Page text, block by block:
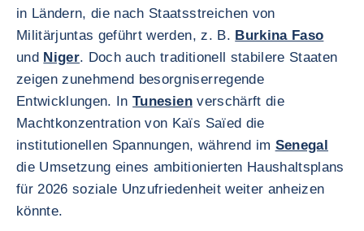
in Ländern, die nach Staatsstreichen von
Militärjuntas geführt werden, z. B. Burkina Faso
und Niger. Doch auch traditionell stabilere Staaten
zeigen zunehmend besorgniserregende
Entwicklungen. InTunesienverschärft die
Machtkonzentration von Kaïs Saïed die
institutionellen Spannungen, während im Senegal
die Umsetzung eines ambitionierten Haushaltsplans
für 2026 soziale Unzufriedenheit weiter anheizen
könnte.